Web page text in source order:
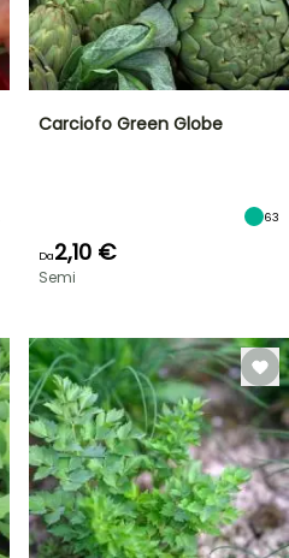
Carciofo Green Globe
63
Da2,10 €
Semi